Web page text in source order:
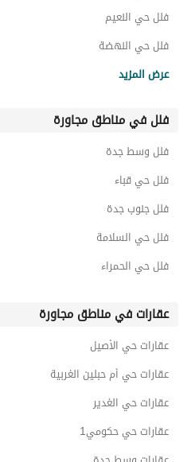
فلل حي النعيم
فلل حي النهضة
فلل حي الشراع
فلل حي الأمواج
فلل حي الشاطئ
عرض المزيد
فلل في مناطق مجاورة
فلل وسط جدة
فلل حي قباء
فلل جنوب جدة
فلل حي السلامة
فلل حي الحمراء
عقارات في مناطق مجاورة
عقارات حي الأصيل
عقارات حي أم حبلين الغربية
عقارات حي الغدير
عقارات حي حكومي1